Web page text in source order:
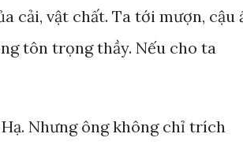
cải, vật chất. Ta tới mượn, cậu
tôn trọng thầy. Nếu cho ta
Nhưng ông không chỉ trích